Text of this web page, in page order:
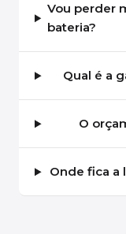
Vou perder
bateria?
Qual é a
O
Onde fica a